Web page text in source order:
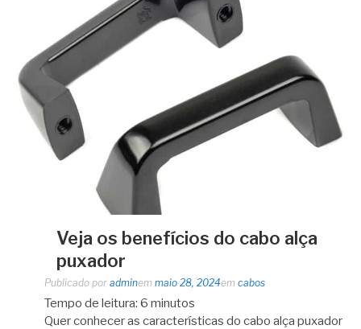
Veja os benefícios do cabo alça
puxador
Publicado por adminem maio 28, 2024em cabos
Tempo de leitura: 6 minutos
Quer conhecer as características do cabo alça puxador